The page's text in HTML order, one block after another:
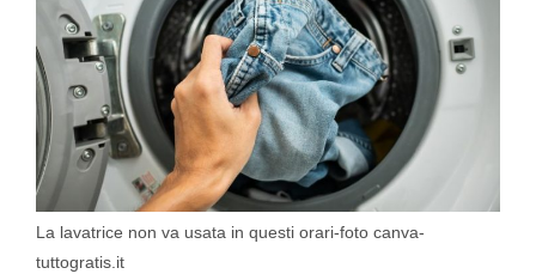
La lavatrice non va usata in questi orari-foto canva-
tuttogratis.it